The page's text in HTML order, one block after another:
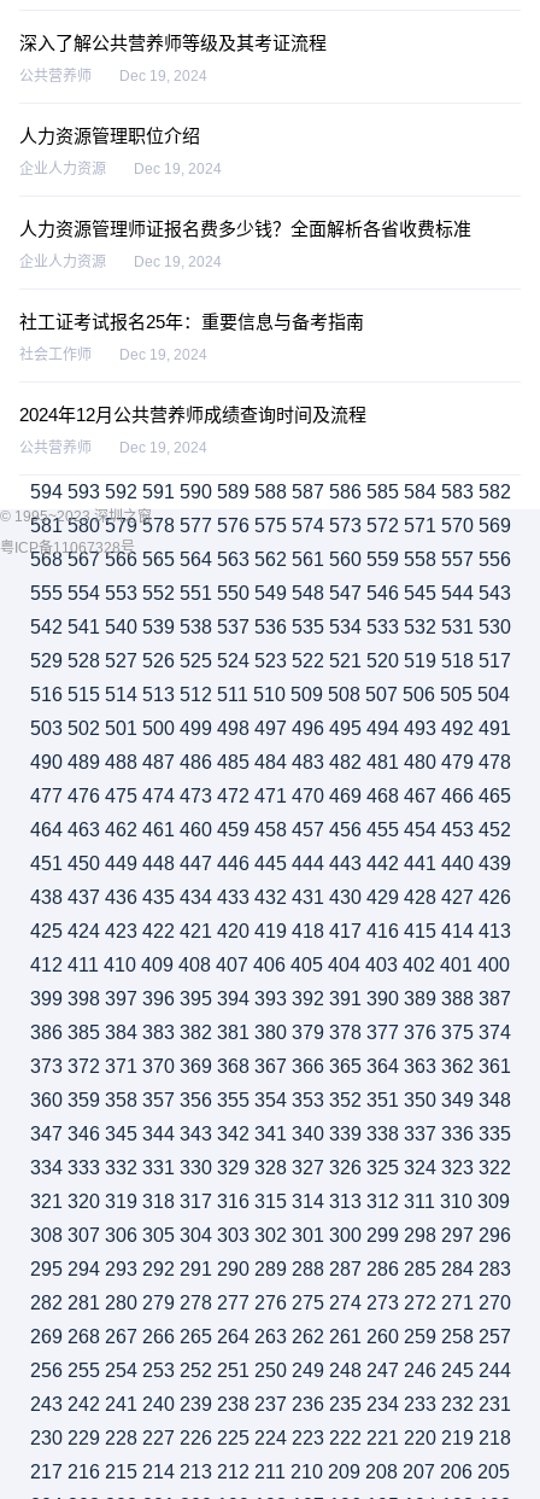
深入了解公共营养师等级及其考证流程
公共营养师 Dec 19, 2024
人力资源管理职位介绍
企业人力资源 Dec 19, 2024
人力资源管理师证报名费多少钱？全面解析各省收费标准
企业人力资源 Dec 19, 2024
社工证考试报名25年：重要信息与备考指南
社会工作师 Dec 19, 2024
2024年12月公共营养师成绩查询时间及流程
公共营养师 Dec 19, 2024
594 593 592 591 590 589 588 587 586 585 584 583 582
581 580 579 578 577 576 575 574 573 572 571 570 569
568 567 566 565 564 563 562 561 560 559 558 557 556
555 554 553 552 551 550 549 548 547 546 545 544 543
542 541 540 539 538 537 536 535 534 533 532 531 530
529 528 527 526 525 524 523 522 521 520 519 518 517
516 515 514 513 512 511 510 509 508 507 506 505 504
503 502 501 500 499 498 497 496 495 494 493 492 491
490 489 488 487 486 485 484 483 482 481 480 479 478
477 476 475 474 473 472 471 470 469 468 467 466 465
464 463 462 461 460 459 458 457 456 455 454 453 452
451 450 449 448 447 446 445 444 443 442 441 440 439
438 437 436 435 434 433 432 431 430 429 428 427 426
425 424 423 422 421 420 419 418 417 416 415 414 413
412 411 410 409 408 407 406 405 404 403 402 401 400
399 398 397 396 395 394 393 392 391 390 389 388 387
386 385 384 383 382 381 380 379 378 377 376 375 374
373 372 371 370 369 368 367 366 365 364 363 362 361
360 359 358 357 356 355 354 353 352 351 350 349 348
347 346 345 344 343 342 341 340 339 338 337 336 335
334 333 332 331 330 329 328 327 326 325 324 323 322
321 320 319 318 317 316 315 314 313 312 311 310 309
308 307 306 305 304 303 302 301 300 299 298 297 296
295 294 293 292 291 290 289 288 287 286 285 284 283
282 281 280 279 278 277 276 275 274 273 272 271 270
269 268 267 266 265 264 263 262 261 260 259 258 257
256 255 254 253 252 251 250 249 248 247 246 245 244
243 242 241 240 239 238 237 236 235 234 233 232 231
230 229 228 227 226 225 224 223 222 221 220 219 218
217 216 215 214 213 212 211 210 209 208 207 206 205
© 1995~2023 深圳之窗
粤ICP备11067328号